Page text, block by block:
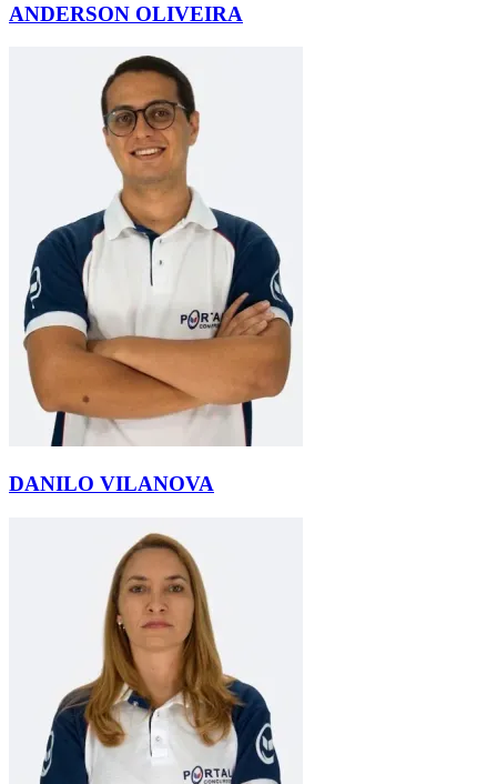
ANDERSON OLIVEIRA
DANILO VILANOVA